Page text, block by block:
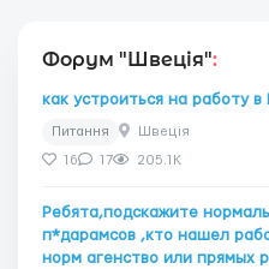
Форум "Швеція":
как устроиться на работу
Питання Швеція
16 17 205.1K
Ребята,подскажите
п*дарамсов ,кто нашел
норм агенство или прямых